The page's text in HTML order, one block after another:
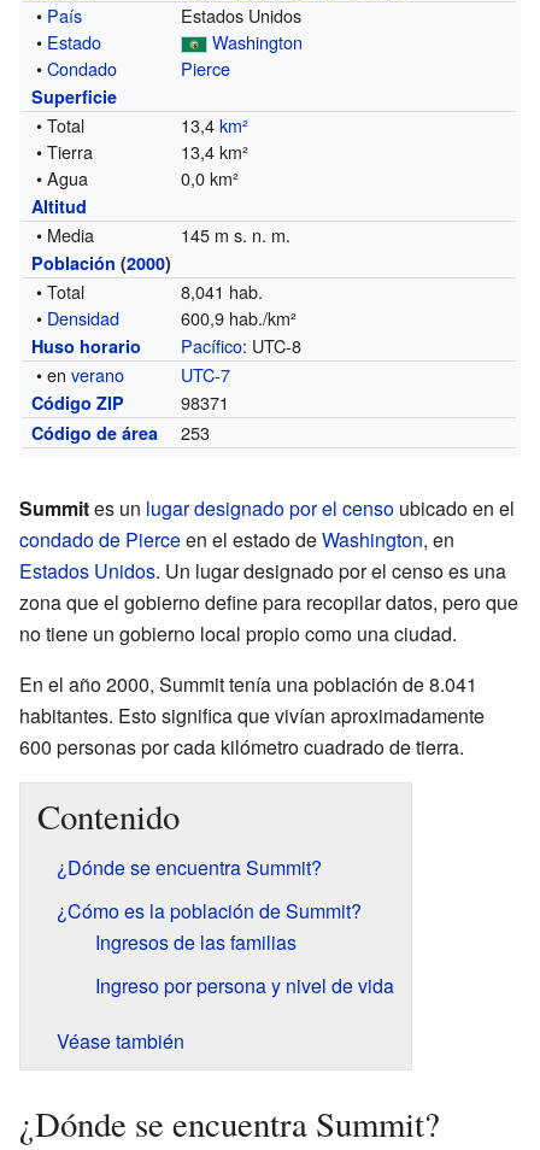
• País
Estados Unidos
• Estado
Washington
•Condado Pierce
Superficie
• Total 13,4km²
• Tierra
13,4 km²
• Agua
0,0 km²
Altitud
• Media 145 m s. n. m.
Población (2000)
• Total
8,041 hab.
• Densidad 600,9 hab./km²
Huso horario Pacífico: UTC-8
• enverano UTC-7
Código ZIP 98371
Código de área 253
Summites un lugar designado por el censo ubicado en el
condado de Pierceen el estado deWashington, en
Estados Unidos. Un lugar designado por el censo es una
zona que el gobierno define para recopilar datos, pero que
no tiene un gobierno local propio como una ciudad.
En el año 2000, Summit tenía una población de 8.041
habitantes. Esto significa que vivían aproximadamente
600 personas por cada kilómetro cuadrado de tierra.
Contenido
¿Dónde se encuentra Summit?
¿Cómo es la población de Summit?
Ingresos de las familias
Ingreso por persona y nivel de vida
Véase también
¿Dónde se encuentra Summit?